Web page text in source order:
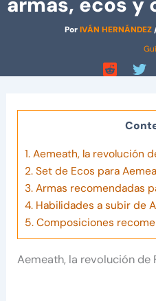
PorIVÁN HERNÁNDEZ
1. Aemeath, la revolución
2. Set de Ecos para
3. Armas recomendadas
4. Habilidades a subir de
5. Composiciones
Aemeath, la revolución de